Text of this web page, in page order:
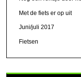
Met de fiets er op uit
Juni/juli 2017
Fietsen